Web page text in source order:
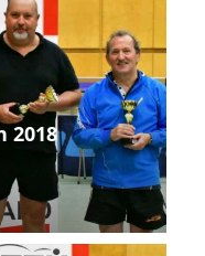
2018